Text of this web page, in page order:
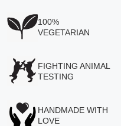
100%
VEGETARIAN
FIGHTING ANIMAL
TESTING
HANDMADE WITH
LOVE